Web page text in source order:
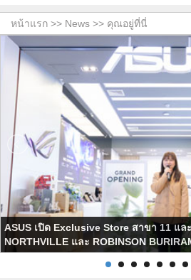
หน้าแรก >> News >> คุณอยู่ที่นี่
ASUS เปิด Exclusive Store สาขา 11 แล
NORTHVILLE และ ROBINSON